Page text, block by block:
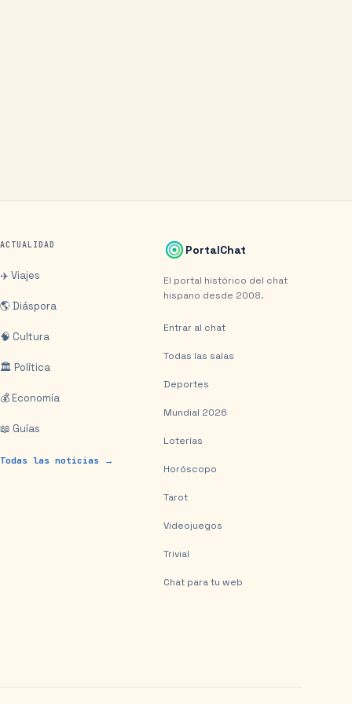
ACTUALIDAD
✈️ Viajes
🌎 Diáspora
🧠 Cultura
🏛️ Política
💰 Economía
📖 Guías
Todas las noticias →
PortalChat
El portal histórico del chat
hispano desde 2008.
Entrar al chat
Todas las salas
Deportes
Mundial 2026
Loterías
Horóscopo
Tarot
Videojuegos
Trivial
Chat para tu web